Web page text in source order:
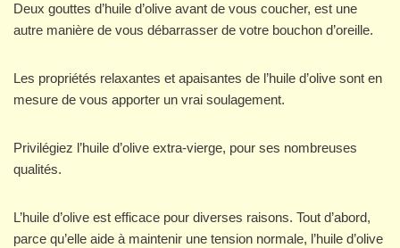
Deux gouttes d’huile d’olive avant de vous coucher, est une
autre manière de vous débarrasser de votre bouchon d’oreille.
Les propriétés relaxantes et apaisantes de l’huile d’olive sont en
mesure de vous apporter un vrai soulagement.
Privilégiez l’huile d’olive extra-vierge, pour ses nombreuses
qualités.
L’huile d’olive est efficace pour diverses raisons. Tout d’abord,
parce qu’elle aide à maintenir une tension normale, l’huile d’olive